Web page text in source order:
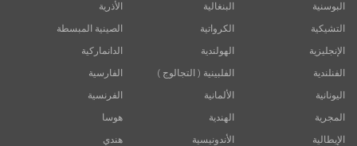
الأذرية البنغالية البوسنية
الصينية المبسطة الكرواتية التشيكية
الدانماركية الهولندية الإنجليزية
الفارسية الفلبينية ( التجالوج ) الفنلندية
الفرنسية الألمانية اليونانية
هوسا الهندية المجرية
هندي الأندونيسية الإيطالية